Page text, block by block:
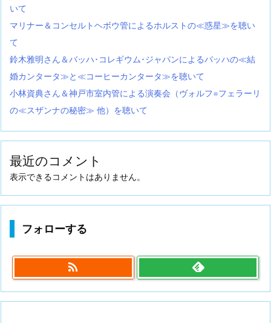
いて
マリナー＆コンセルトヘボウ管によるホルストの≪惑星≫を聴い
て
鈴木雅明さん＆バッハ･コレギウム･ジャパンによるバッハの≪結
婚カンタータ≫と≪コーヒーカンタータ≫を聴いて
小林資典さん＆神戸市室内管による演奏会（ヴォルフ=フェラーリ
の≪スザンナの秘密≫ 他）を聴いて
最近のコメント
表示できるコメントはありません。
フォローする
